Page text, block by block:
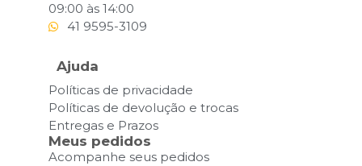
09:00 às 14:00
41 9595-3109
Ajuda
Políticas de privacidade
Políticas de devolução e trocas
Entregas e Prazos
Meus pedidos
Acompanhe seus pedidos